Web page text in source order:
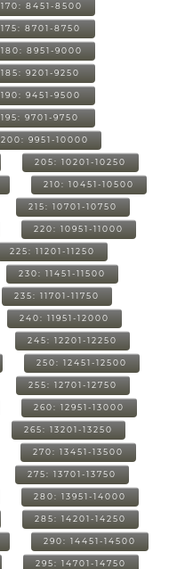
170: 8451-8500
175: 8701-8750
180: 8951-9000
185: 9201-9250
190: 9451-9500
195: 9701-9750
200: 9951-10000
205: 10201-10250
210: 10451-10500
215: 10701-10750
220: 10951-11000
225: 11201-11250
230: 11451-11500
235: 11701-11750
240: 11951-12000
245: 12201-12250
250: 12451-12500
255: 12701-12750
260: 12951-13000
265: 13201-13250
270: 13451-13500
275: 13701-13750
280: 13951-14000
285: 14201-14250
290: 14451-14500
295: 14701-14750